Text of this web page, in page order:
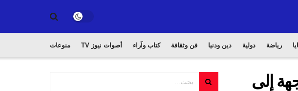
رياضة دولية دين ودنيا فن وثقافة كتاب وآراء أصوات نيوز TV منوعات
إلى